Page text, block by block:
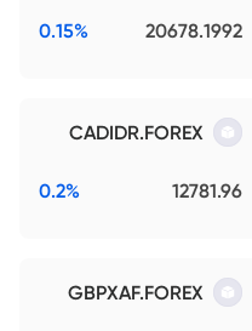
20678.1992
0.15%
CADIDR.FOREX
12781.96
0.2%
GBPXAF.FOREX